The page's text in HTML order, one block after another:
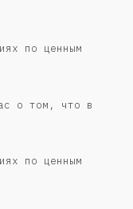
по ценным
о том, что в
по ценным